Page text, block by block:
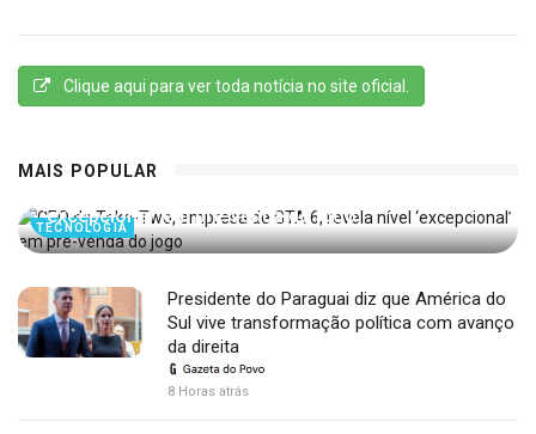
Clique aqui para ver toda notícia no site oficial.
MAIS POPULAR
TECNOLOGIA
‘excepcional’ em pré-venda do jogo
Presidente do Paraguai diz que América do
Sul vive transformação política com avanço
da direita
8 Horas atrás